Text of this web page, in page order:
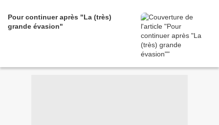
Pour continuer après "La (très)
grande évasion"